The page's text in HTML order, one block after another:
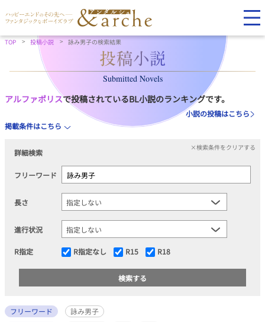
TOP 投稿小説 詠み男子の検索結果
Submitted Novels
アルファポリスで投稿されているBL小説のランキングです。
小説の投稿はこちら
掲載条件はこちら
詳細検索
×検索条件をクリアする
フリーワード
長さ
進行状況
R指定 R指定なし R15 R18
フリーワード
詠み男子